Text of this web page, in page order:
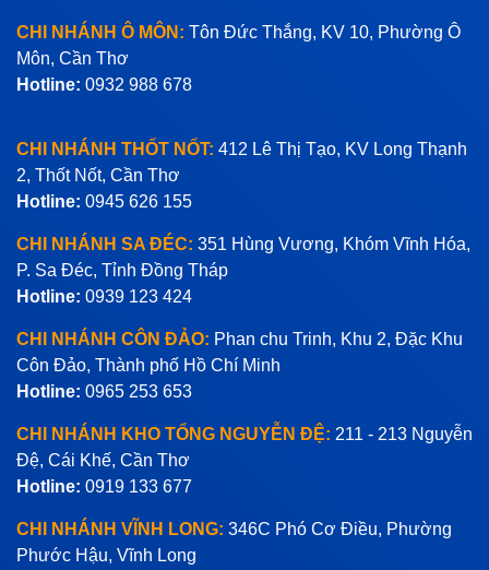
CHI NHÁNH Ô MÔN: Tôn Đức Thắng, KV 10, Phường Ô
Môn, Cần Thơ
Hotline: 0932 988 678
CHI NHÁNH THỐT NỐT: 412 Lê Thị Tạo, KV Long Thạnh
2, Thốt Nốt, Cần Thơ
Hotline: 0945 626 155
CHI NHÁNH SA ĐÉC: 351 Hùng Vương, Khóm Vĩnh Hóa,
P. Sa Đéc, Tỉnh Đồng Tháp
Hotline: 0939 123 424
CHI NHÁNH CÔN ĐẢO: Phan chu Trinh, Khu 2, Đặc Khu
Côn Đảo, Thành phố Hồ Chí Minh
Hotline: 0965 253 653
CHI NHÁNH KHO TỔNG NGUYỄN ĐỆ: 211 - 213 Nguyễn
Đệ, Cái Khế, Cần Thơ
Hotline: 0919 133 677
CHI NHÁNH VĨNH LONG: 346C Phó Cơ Điều, Phường
Phước Hậu, Vĩnh Long